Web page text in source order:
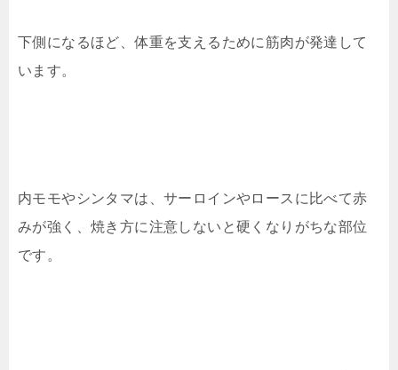
下側になるほど、体重を支えるために筋肉が発達して
います。
内モモやシンタマは、サーロインやロースに比べて赤
みが強く、焼き方に注意しないと硬くなりがちな部位
です。